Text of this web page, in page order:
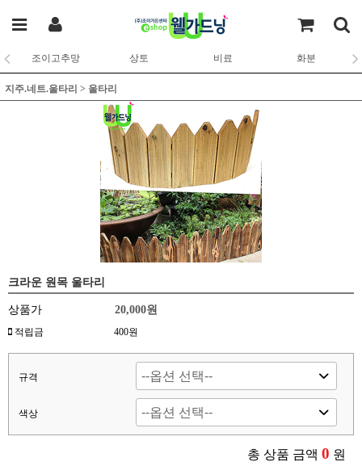
조이고추망 상토 비료 화분
지주.네트.울타리 > 울타리
크라운 원목 울타리
상품가 20,000원
적립금 400원
규격
색상
총 상품 금액 0 원